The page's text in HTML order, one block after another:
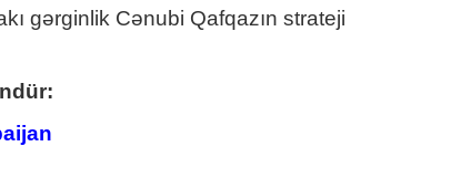
gərginlik Cənubi Qafqazın strateji